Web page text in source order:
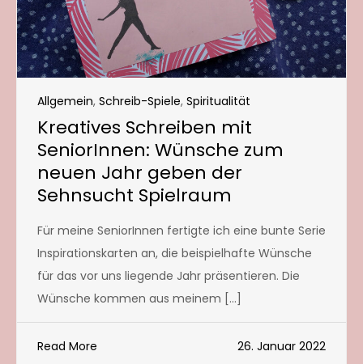
Allgemein, Schreib-Spiele, Spiritualität
Kreatives Schreiben mit
SeniorInnen: Wünsche zum
neuen Jahr geben der
Sehnsucht Spielraum
Für meine SeniorInnen fertigte ich eine bunte Serie
Inspirationskarten an, die beispielhafte Wünsche
für das vor uns liegende Jahr präsentieren. Die
Wünsche kommen aus meinem […]
Read More 26. Januar 2022